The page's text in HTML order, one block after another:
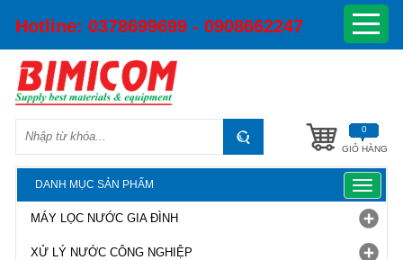
Hotline: 0378699699 - 0908662247
GIỎ HÀNG
0
DANH MỤC SẢN PHẨM
Toggle
MÁY LỌC NƯỚC GIA ĐÌNH
XỬ LÝ NƯỚC CÔNG NGHIỆP